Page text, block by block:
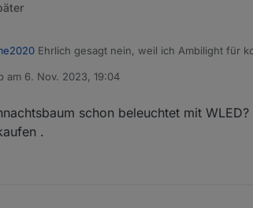
Ehrlich gesagt nein, weil ich Ambilight für
ist es auch teilweise recht
noch eine 7 m lange Theke in der Küche. Die
am 6. Nov. 2023, 19:04
editiert von
schon beleuchtet mit
.